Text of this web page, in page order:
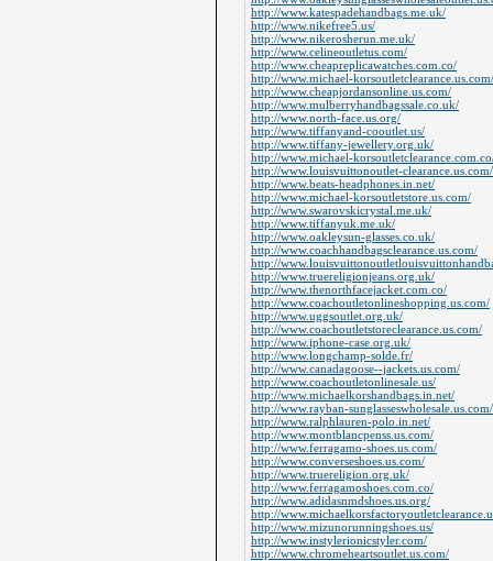
http://www.katespadehandbags.me.uk/
http://www.nikefree5.us/
http://www.nikerosherun.me.uk/
http://www.celineoutletus.com/
http://www.cheapreplicawatches.com.co/
http://www.michael-korsoutletclearance.us.com/
http://www.cheapjordansonline.us.com/
http://www.mulberryhandbagssale.co.uk/
http://www.north-face.us.org/
http://www.tiffanyand-cooutlet.us/
http://www.tiffany-jewellery.org.uk/
http://www.michael-
http://www.louisvuittonoutlet-clearance.us.com/
http://www.beats-headphones.in.net/
http://www.michael-korsoutletstore.us.com/
http://www.swarovskicrystal.me.uk/
http://www.tiffanyuk.me.uk/
http://www.oakleysun-glasses.co.uk/
http://www.coachhandbagsclearance.us.com/
http://
http://www.truereligionjeans.org.uk/
http://www.thenorthfacejacket.com.co/
http://www.coachoutletonlineshopping.us.com/
http://www.uggsoutlet.org.uk/
http://www.coachoutletstoreclearance.us.com/
http://www.iphone-case.org.uk/
http://www.longchamp-solde.fr/
http://www.canadagoose--jackets.us.com/
http://www.coachoutletonlinesale.us/
http://www.michaelkorshandbags.in.net/
http://www.rayban-sunglasseswholesale.us.com/
http://www.ralphlauren-polo.in.net/
http://www.montblancpenss.us.com/
http://www.ferragamo-shoes.us.com/
http://www.converseshoes.us.com/
http://www.truereligion.org.uk/
http://www.ferragamoshoes.com.co/
http://www.adidasnmdshoes.us.org/
http://
http://www.mizunorunningshoes.us/
http://www.instylerionicstyler.com/
http://www.chromeheartsoutlet.us.com/